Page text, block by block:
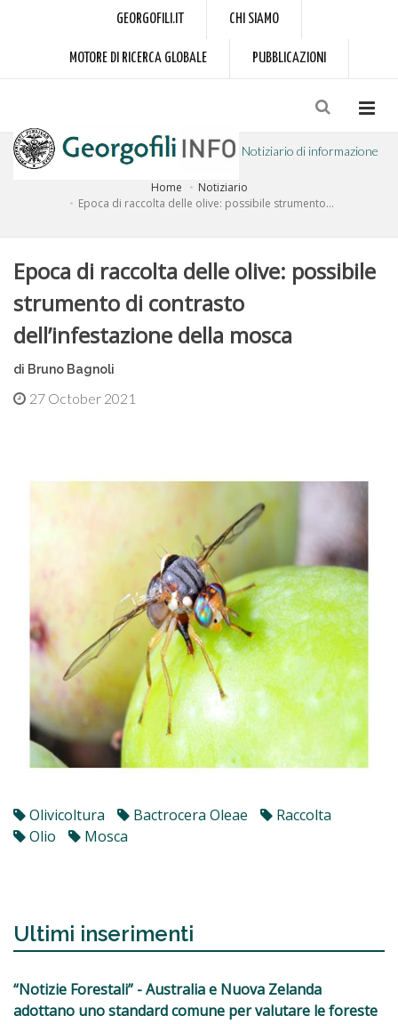
GEORGOFILI.IT CHI SIAMO
MOTORE DI RICERCA GLOBALE PUBBLICAZIONI
Notiziario di informazione
a cura dell'Accademia dei Georgofili
Home
Notiziario
Epoca di raccolta delle olive: possibile strumento...
Epoca di raccolta delle olive: possibile
strumento di contrasto
dell’infestazione della mosca
di Bruno Bagnoli
27 October 2021
Olivicoltura Bactrocera Oleae
Raccolta
Olio
Mosca
Ultimi inserimenti
“Notizie Forestali” - Australia e Nuova Zelanda
adottano uno standard comune per valutare le foreste